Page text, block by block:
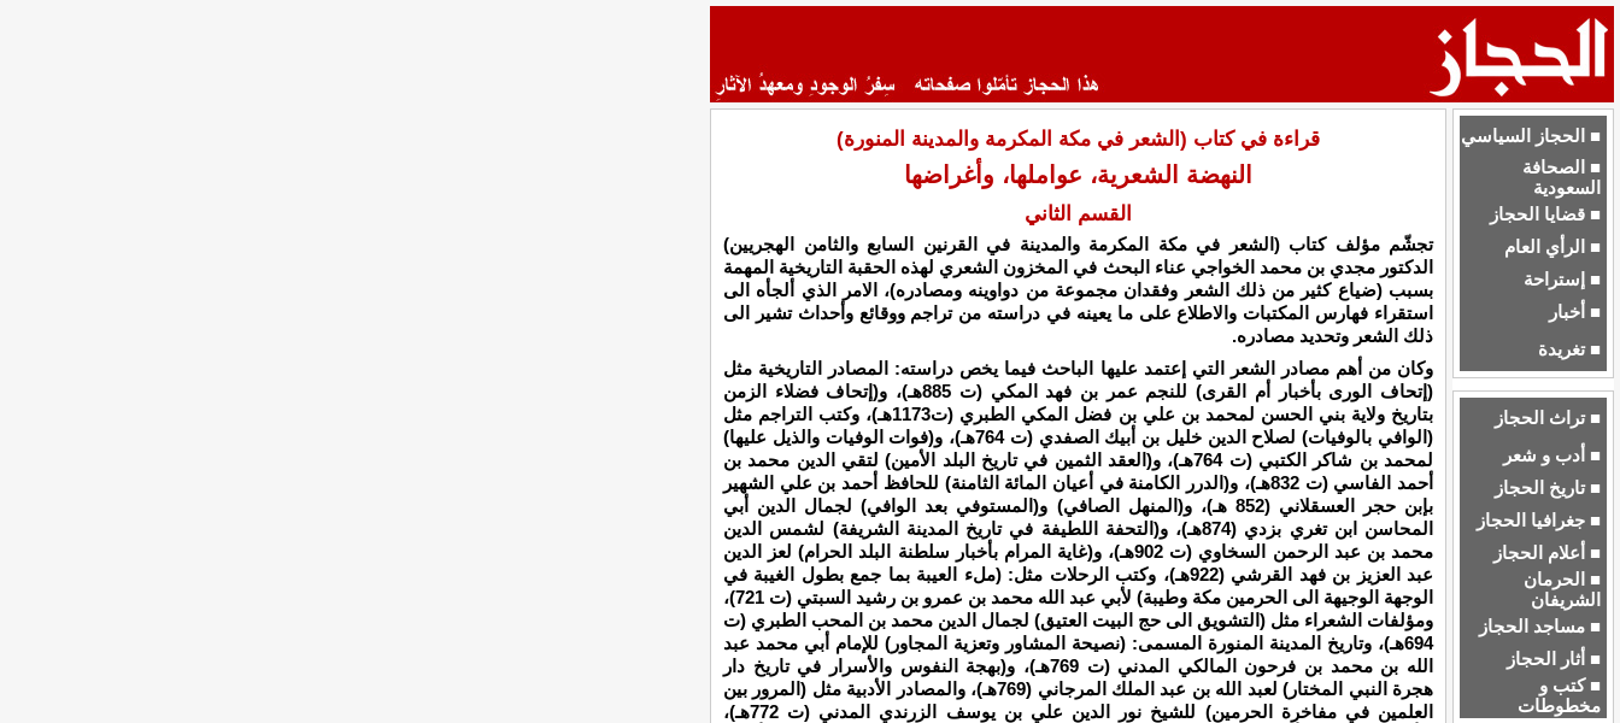
■ الحجاز السياسي
■ الصحافة
السعودية
■ قضايا الحجاز
■ الرأي العام
■ إستراحة
■ أخبار
■ تغريدة
■ تراث الحجاز
■ أدب و شعر
■ تاريخ الحجاز
■ جغرافيا الحجاز
■ أعلام الحجاز
■ الحرمان
الشريفان
■ مساجد الحجاز
■ أثار الحجاز
■ كتب و
مخطوطات
قراءة في كتاب (الشعر في مكة المكرمة والمدينة المنورة)
النهضة الشعرية، عواملها، وأغراضها
القسم الثاني
تجشّم مؤلف كتاب (الشعر في مكة المكرمة والمدينة في القرنين السابع والثامن الهجريين)
الدكتور مجدي بن محمد الخواجي عناء البحث في المخزون الشعري لهذه الحقبة التاريخية المهمة
بسبب (ضياع كثير من ذلك الشعر وفقدان مجموعة من دواوينه ومصادره)، الامر الذي ألجأه الى
استقراء فهارس المكتبات والاطلاع على ما يعينه في دراسته من تراجم ووقائع وأحداث تشير الى
ذلك الشعر وتحديد مصادره.
وكان من أهم مصادر الشعر التي إعتمد عليها الباحث فيما يخص دراسته: المصادر التاريخية مثل
(إتحاف الورى بأخبار أم القرى) للنجم عمر بن فهد المكي (ت 885هـ)، و(إتحاف فضلاء الزمن
بتاريخ ولاية بني الحسن لمحمد بن علي بن فضل المكي الطبري (ت1173هـ)، وكتب التراجم مثل
(الوافي بالوفيات) لصلاح الدين خليل بن أبيك الصفدي (ت 764هـ)، و(فوات الوفيات والذيل عليها)
لمحمد بن شاكر الكتبي (ت 764هـ)، و(العقد الثمين في تاريخ البلد الأمين) لتقي الدين محمد بن
أحمد الفاسي (ت 832هـ)، و(الدرر الكامنة في أعيان المائة الثامنة) للحافظ أحمد بن علي الشهير
بإبن حجر العسقلاني (852 هـ)، و(المنهل الصافي) و(المستوفي بعد الوافي) لجمال الدين أبي
المحاسن ابن تغري بزدي (874هـ)، و(التحفة اللطيفة في تاريخ المدينة الشريفة) لشمس الدين
محمد بن عبد الرحمن السخاوي (ت 902هـ)، و(غاية المرام بأخبار سلطنة البلد الحرام) لعز الدين
عبد العزيز بن فهد القرشي (922هـ)، وكتب الرحلات مثل: (ملء العيبة بما جمع بطول الغيبة في
الوجهة الوجيهة الى الحرمين مكة وطيبة) لأبي عبد الله محمد بن عمرو بن رشيد السبتي (ت 721)،
ومؤلفات الشعراء مثل (التشويق الى حج البيت العتيق) لجمال الدين محمد بن المحب الطبري (ت
694هـ)، وتاريخ المدينة المنورة المسمى: (نصيحة المشاور وتعزية المجاور) للإمام أبي محمد عبد
الله بن محمد بن فرحون المالكي المدني (ت 769هـ)، و(بهجة النفوس والأسرار في تاريخ دار
هجرة النبي المختار) لعبد الله بن عبد الملك المرجاني (769هـ)، والمصادر الأدبية مثل (المرور بين
العلمين في مفاخرة الحرمين) للشيخ نور الدين علي بن يوسف الزرندي المدني (ت 772هـ)،